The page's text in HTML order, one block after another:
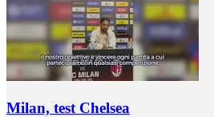
Milan, test Chelsea